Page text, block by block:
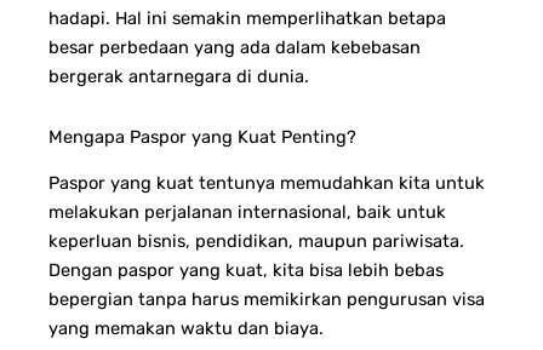
hadapi. Hal ini semakin memperlihatkan betapa
besar perbedaan yang ada dalam kebebasan
bergerak antarnegara di dunia.
Mengapa Paspor yang Kuat Penting?
Paspor yang kuat tentunya memudahkan kita untuk
melakukan perjalanan internasional, baik untuk
keperluan bisnis, pendidikan, maupun pariwisata.
Dengan paspor yang kuat, kita bisa lebih bebas
bepergian tanpa harus memikirkan pengurusan visa
yang memakan waktu dan biaya.